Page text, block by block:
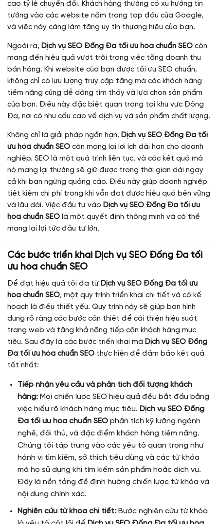
cao tỷ lệ chuyển đổi. Khách hàng thường có xu hướng tin
tưởng vào các website nằm trong top đầu của Google,
và việc này càng làm tăng uy tín thương hiệu của bạn.
Ngoài ra, Dịch vụ SEO Đống Đa tối ưu hóa chuẩn SEO còn
mang đến hiệu quả vượt trội trong việc tăng doanh thu
bán hàng. Khi website của bạn được tối ưu SEO chuẩn,
không chỉ có lưu lượng truy cập tăng mà các khách hàng
tiềm năng cũng dễ dàng tìm thấy và lựa chọn sản phẩm
của bạn. Điều này đặc biệt quan trọng tại khu vực Đống
Đa, nơi có nhu cầu cao về dịch vụ và sản phẩm chất lượng.
Không chỉ là giải pháp ngắn hạn, Dịch vụ SEO Đống Đa tối
ưu hóa chuẩn SEO còn mang lại lợi ích dài hạn cho doanh
nghiệp. SEO là một quá trình liên tục, và các kết quả mà
nó mang lại thường sẽ giữ được trong thời gian dài ngay
cả khi bạn ngừng quảng cáo. Điều này giúp doanh nghiệp
tiết kiệm chi phí trong khi vẫn đạt được hiệu quả bền vững
và lâu dài. Việc đầu tư vào Dịch vụ SEO Đống Đa tối ưu
hóa chuẩn SEO là một quyết định thông minh và có thể
mang lại lợi tức đầu tư lớn.
Các bước triển khai Dịch vụ SEO Đống Đa tối
ưu hóa chuẩn SEO
Để đạt hiệu quả tối đa từ Dịch vụ SEO Đống Đa tối ưu
hóa chuẩn SEO, một quy trình triển khai chi tiết và có kế
hoạch là điều thiết yếu. Quy trình này sẽ giúp bạn hình
dung rõ ràng các bước cần thiết để cải thiện hiệu suất
trang web và tăng khả năng tiếp cận khách hàng mục
tiêu. Sau đây là các bước triển khai mà Dịch vụ SEO Đống
Đa tối ưu hóa chuẩn SEO thực hiện để đảm bảo kết quả
tốt nhất:
Tiếp nhận yêu cầu và phân tích đối tượng khách
hàng:Mọi chiến lược SEO hiệu quả đều bắt đầu bằng
việc hiểu rõ khách hàng mục tiêu. Dịch vụ SEO Đống
Đa tối ưu hóa chuẩn SEOphân tích kỹ lưỡng ngành
nghề, đối thủ, và đặc điểm khách hàng tiềm năng.
Chúng tôi tập trung vào các yếu tố quan trọng như
hành vi tìm kiếm, sở thích tiêu dùng và các từ khóa
mà họ sử dụng khi tìm kiếm sản phẩm hoặc dịch vụ.
Đây là nền tảng để định hướng chiến lược từ khóa và
nội dung chính xác.
Nghiên cứu từ khóa chi tiết:Bước nghiên cứu từ khóa